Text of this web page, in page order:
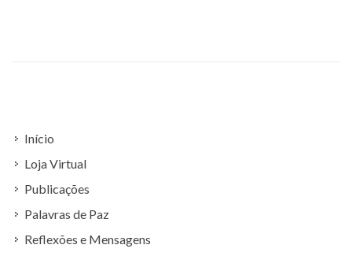
Início
Loja Virtual
Publicações
Palavras de Paz
Reflexões e Mensagens